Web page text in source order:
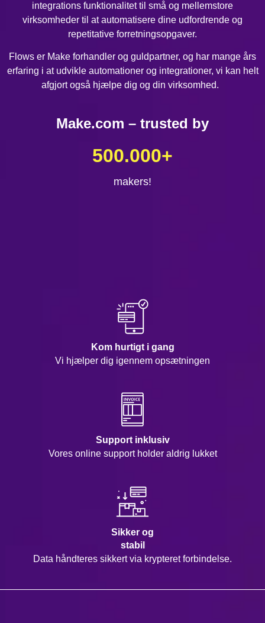
integrations funktionalitet til små og mellemstore
virksomheder til at automatisere dine udfordrende og
repetitative forretningsopgaver.
Flows er Make forhandler og guldpartner, og har mange års
erfaring i at udvikle automationer og integrationer, vi kan helt
afgjort også hjælpe dig og din virksomhed.
Make.com – trusted by
makers!
500.000+
Kom hurtigt i gang
Vi hjælper dig igennem opsætningen
Support inklusiv
Vores online support holder aldrig lukket
Sikker og
stabil
Data håndteres sikkert via krypteret forbindelse.